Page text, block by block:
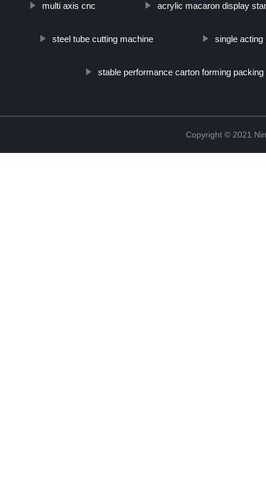
multi axis cnc acrylic macaron display
steel tube cutting machine single acting
stable performance carton forming
Copyright © 2021